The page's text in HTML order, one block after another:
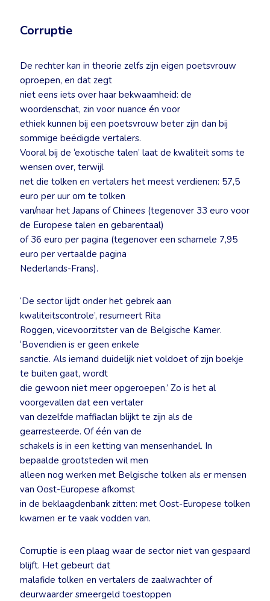
Corruptie
De rechter kan in theorie zelfs zijn eigen poetsvrouw
oproepen, en dat zegt
niet eens iets over haar bekwaamheid: de
woordenschat, zin voor nuance én voor
ethiek kunnen bij een poetsvrouw beter zijn dan bij
sommige beëdigde vertalers.
Vooral bij de ‘exotische talen’ laat de kwaliteit soms te
wensen over, terwijl
net die tolken en vertalers het meest verdienen: 57,5
euro per uur om te tolken
van/naar het Japans of Chinees (tegenover 33 euro voor
de Europese talen en gebarentaal)
of 36 euro per pagina (tegenover een schamele 7,95
euro per vertaalde pagina
Nederlands-Frans).
‘De sector lijdt onder het gebrek aan
kwaliteitscontrole’, resumeert Rita
Roggen, vicevoorzitster van de Belgische Kamer.
‘Bovendien is er geen enkele
sanctie. Als iemand duidelijk niet voldoet of zijn boekje
te buiten gaat, wordt
die gewoon niet meer opgeroepen.’ Zo is het al
voorgevallen dat een vertaler
van dezelfde maffiaclan blijkt te zijn als de
gearresteerde. Of één van de
schakels is in een ketting van mensenhandel. In
bepaalde grootsteden wil men
alleen nog werken met Belgische tolken als er mensen
van Oost-Europese afkomst
in de beklaagdenbank zitten: met Oost-Europese tolken
kwamen er te vaak vodden van.
Corruptie is een plaag waar de sector niet van gespaard
blijft. Het gebeurt dat
malafide tolken en vertalers de zaalwachter of
deurwaarder smeergeld toestoppen